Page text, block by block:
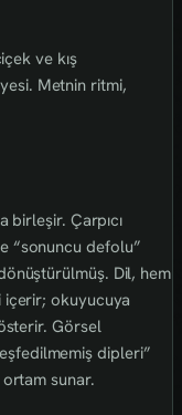
ve kış
Metnin ritmi,
birleşir. Çarpıcı
“sonuncu defolu”
Dil, hem
içerir; okuyucuya
Görsel
dipleri”
sunar.